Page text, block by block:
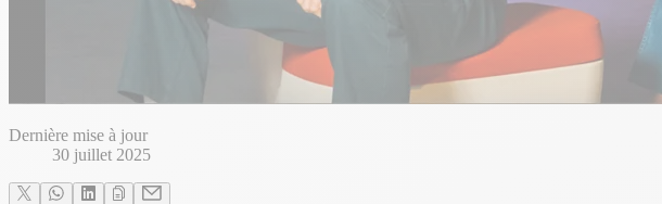
Dernière mise à jour
30 juillet 2025